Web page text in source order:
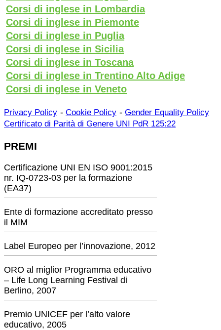
Corsi di inglese in Lombardia
Corsi di inglese in Piemonte
Corsi di inglese in Puglia
Corsi di inglese in Sicilia
Corsi di inglese in Toscana
Corsi di inglese in Trentino Alto Adige
Corsi di inglese in Veneto
Privacy Policy - Cookie Policy - Gender Equality Policy
Certificato di Parità di Genere UNI PdR 125:22
PREMI
Certificazione UNI EN ISO 9001:2015
nr. IQ-0723-03 per la formazione
(EA37)
Ente di formazione accreditato presso
il MIM
Label Europeo per l’innovazione, 2012
ORO al miglior Programma educativo
– Life Long Learning Festival di
Berlino, 2007
Premio UNICEF per l’alto valore
educativo, 2005